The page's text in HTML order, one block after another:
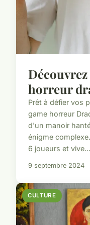
Découvrez
horreur
Prêt à défier vos
game horreur
d'un manoir
énigme
6 joueurs et vive...
9 septembre 2024
CULTURE